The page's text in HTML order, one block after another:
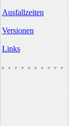
Ausfallzeiten
Versionen
Links